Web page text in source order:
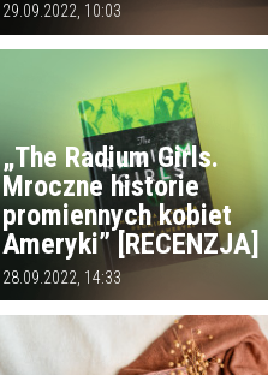
29.09.2022, 10:03
„The Radium Girls.
Mroczne historie
promiennych kobiet
Ameryki” [RECENZJA]
28.09.2022, 14:33